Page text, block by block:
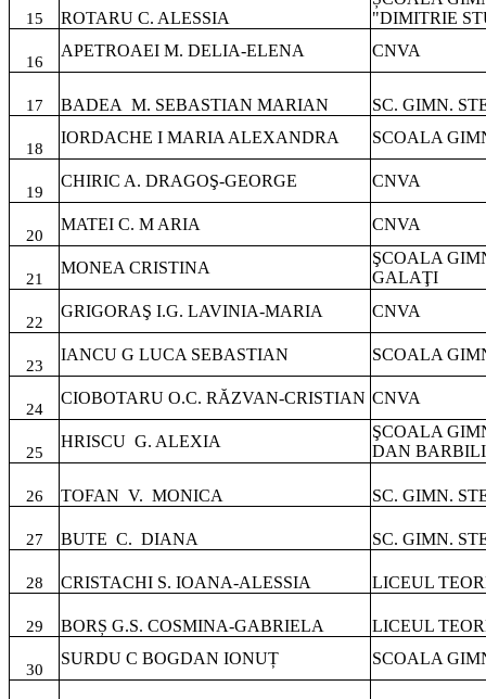
15 ROTARU C. ALESSIA
"DIMITRIE
16
APETROAEI M. DELIA-ELENA CNVA
17 BADEA M. SEBASTIAN MARIAN SC. GIMN.
18
IORDACHE I MARIA ALEXANDRA SCOALA
19
CHIRIC A. DRAGOŞ-GEORGE CNVA
20
MATEI C. M ARIA CNVA
21
MONEA CRISTINA
ŞCOALA
GALAŢI
22
GRIGORAŞ I.G. LAVINIA-MARIA CNVA
23
IANCU G LUCA SEBASTIAN SCOALA
24
CIOBOTARU O.C. RĂZVAN-CRISTIAN CNVA
25
HRISCU G. ALEXIA
ŞCOALA
DAN
26 TOFAN V. MONICA SC. GIMN.
27 BUTE C. DIANA SC. GIMN.
28 CRISTACHI S. IOANA-ALESSIA LICEUL
29 BORȘ G.S. COSMINA-GABRIELA LICEUL
30
SURDU C BOGDAN IONUȚ SCOALA